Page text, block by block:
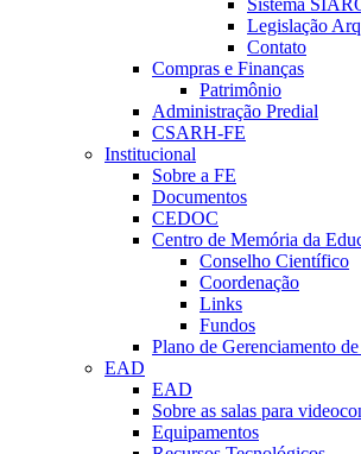
Sistema
Legislação
Contato
Compras e Finanças
Patrimônio
Administração Predial
CSARH-FE
Institucional
Sobre a FE
Documentos
CEDOC
Centro de Memória da
Conselho Científico
Coordenação
Links
Fundos
Plano de Gerenciamento
EAD
EAD
Sobre as salas para
Equipamentos